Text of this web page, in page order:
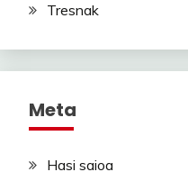
Tresnak
Meta
Hasi saioa